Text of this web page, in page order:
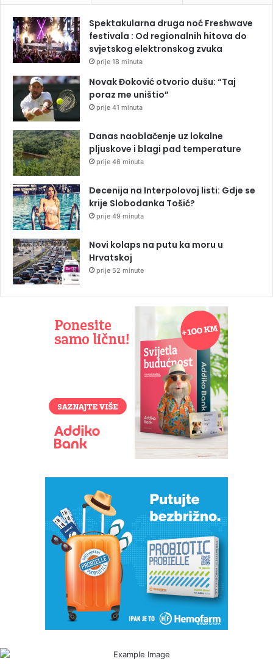
Spektakularna druga noć Freshwave
festivala : Od regionalnih hitova do
svjetskog elektronskog zvuka
prije 18 minuta
Novak Đoković otvorio dušu: “Taj
poraz me uništio”
prije 41 minuta
Danas naoblačenje uz lokalne
pljuskove i blagi pad temperature
prije 46 minuta
Decenija na Interpolovoj listi: Gdje se
krije Slobodanka Tošić?
prije 49 minuta
Novi kolaps na putu ka moru u
Hrvatskoj
prije 52 minute